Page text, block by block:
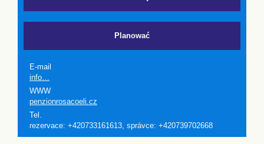
Planować
E-mail
info…
WWW
penzionrosacoeli.cz
Tel.
rezervace: +420733161613, správce: +420739702668